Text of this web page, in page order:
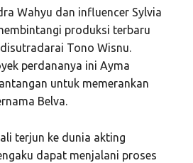
Wahyu dan influencer Sylvia
produksi terbaru
Tono Wisnu.
perdananya ini Ayma
untuk memerankan
Belva.
terjun ke dunia akting
dapat menjalani proses